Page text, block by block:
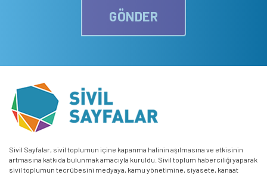
GÖNDER
Sivil Sayfalar, sivil toplumun içine kapanma halinin aşılmasına ve etkisinin
artmasına katkıda bulunmak amacıyla kuruldu. Sivil toplum haberciliği yaparak
sivil toplumun tecrübesini medyaya, kamu yönetimine, siyasete, kanaat